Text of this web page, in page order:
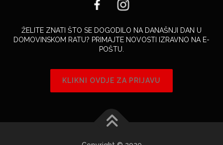
ŽELITE ZNATI ŠTO SE DOGODILO NA DANAŠNJI DAN U
DOMOVINSKOM RATU? PRIMAJTE NOVOSTI IZRAVNO NA E-
POŠTU.
KLIKNI OVDJE ZA PRIJAVU